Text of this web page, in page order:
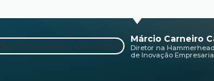
Márcio Carneiro Cavalcanti
Diretor na Hammerhead Sports Ltda. Diretor
de Inovação Empresarial